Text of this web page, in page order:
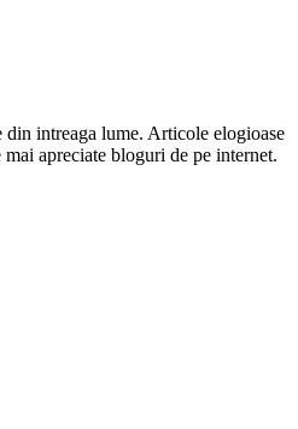
intreaga lume. Articole elogioase
apreciate bloguri de pe internet.